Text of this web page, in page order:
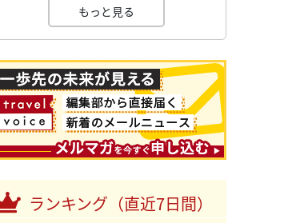
もっと見る
ランキング（直近7日間）